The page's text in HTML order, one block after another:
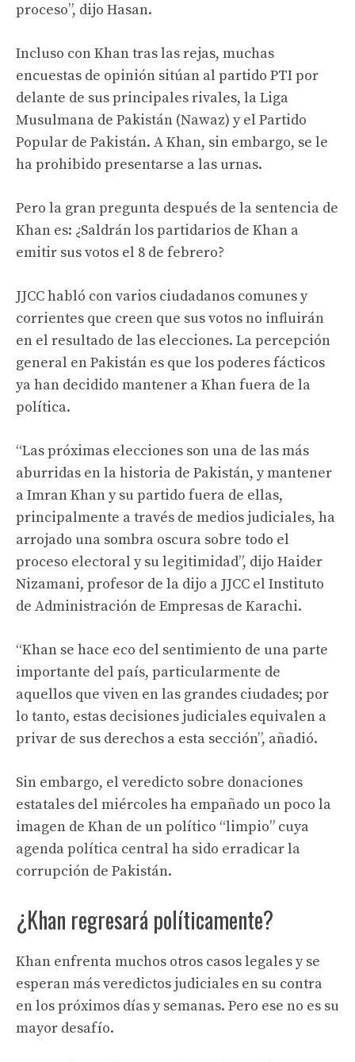
proceso”, dijo Hasan.
Incluso con Khan tras las rejas, muchas
encuestas de opinión sitúan al partido PTI por
delante de sus principales rivales, la Liga
Musulmana de Pakistán (Nawaz) y el Partido
Popular de Pakistán. A Khan, sin embargo, se le
ha prohibido presentarse a las urnas.
Pero la gran pregunta después de la sentencia de
Khan es: ¿Saldrán los partidarios de Khan a
emitir sus votos el 8 de febrero?
JJCC habló con varios ciudadanos comunes y
corrientes que creen que sus votos no influirán
en el resultado de las elecciones. La percepción
general en Pakistán es que los poderes fácticos
ya han decidido mantener a Khan fuera de la
política.
“Las próximas elecciones son una de las más
aburridas en la historia de Pakistán, y mantener
a Imran Khan y su partido fuera de ellas,
principalmente a través de medios judiciales, ha
arrojado una sombra oscura sobre todo el
proceso electoral y su legitimidad”, dijo Haider
Nizamani, profesor de la dijo a JJCC el Instituto
de Administración de Empresas de Karachi.
“Khan se hace eco del sentimiento de una parte
importante del país, particularmente de
aquellos que viven en las grandes ciudades; por
lo tanto, estas decisiones judiciales equivalen a
privar de sus derechos a esta sección”, añadió.
Sin embargo, el veredicto sobre donaciones
estatales del miércoles ha empañado un poco la
imagen de Khan de un político “limpio” cuya
agenda política central ha sido erradicar la
corrupción de Pakistán.
¿Khan regresará políticamente?
Khan enfrenta muchos otros casos legales y se
esperan más veredictos judiciales en su contra
en los próximos días y semanas. Pero ese no es su
mayor desafío.